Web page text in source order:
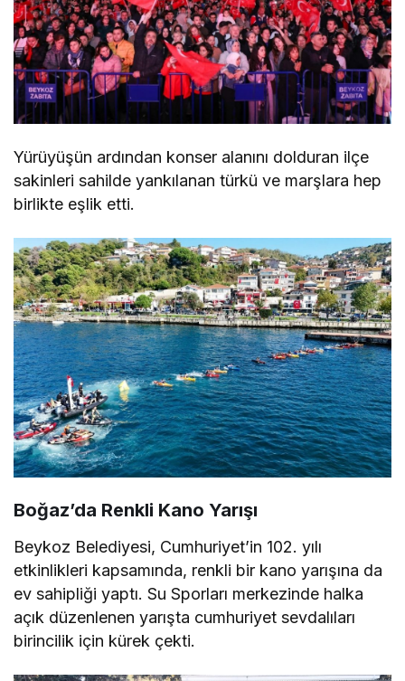
Yürüyüşün ardından konser alanını dolduran ilçe
sakinleri sahilde yankılanan türkü ve marşlara hep
birlikte eşlik etti.
Boğaz’da Renkli Kano Yarışı
Beykoz Belediyesi, Cumhuriyet’in 102. yılı
etkinlikleri kapsamında, renkli bir kano yarışına da
ev sahipliği yaptı. Su Sporları merkezinde halka
açık düzenlenen yarışta cumhuriyet sevdalıları
birincilik için kürek çekti.